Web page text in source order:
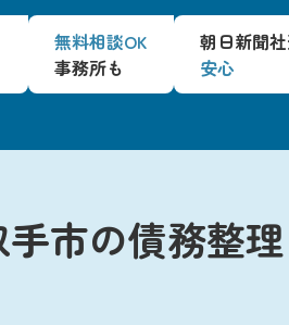
無料相談OK
事務所も
朝日新聞
安心
市の債務整